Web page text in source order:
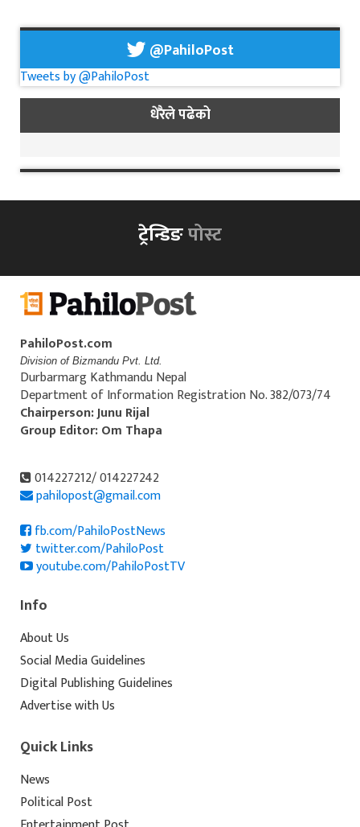
@PahiloPost
Tweets by @PahiloPost
धेरैले पढेको
ट्रेन्डिङपोस्ट
PahiloPost.com
Division of Bizmandu Pvt. Ltd.
Durbarmarg Kathmandu Nepal
Department of Information Registration No. 382/073/74
Chairperson: Junu Rijal
Group Editor: Om Thapa
014227212/ 014227242
pahilopost@gmail.com
fb.com/PahiloPostNews
twitter.com/PahiloPost
youtube.com/PahiloPostTV
Info
About Us
Social Media Guidelines
Digital Publishing Guidelines
Advertise with Us
Quick Links
News
Political Post